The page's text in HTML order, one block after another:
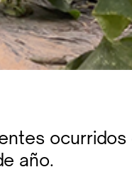
ocurridos
año.